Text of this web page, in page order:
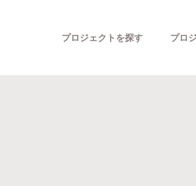
プロジェクトを探す プロ